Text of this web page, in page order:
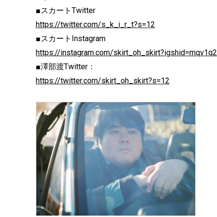
■スカートTwitter
https://twitter.com/s_k_i_r_t?s=12
■スカートInstagram
https://instagram.com/
■澤部渡Twitter：
https://twitter.com/skirt_oh_skirt?s=12